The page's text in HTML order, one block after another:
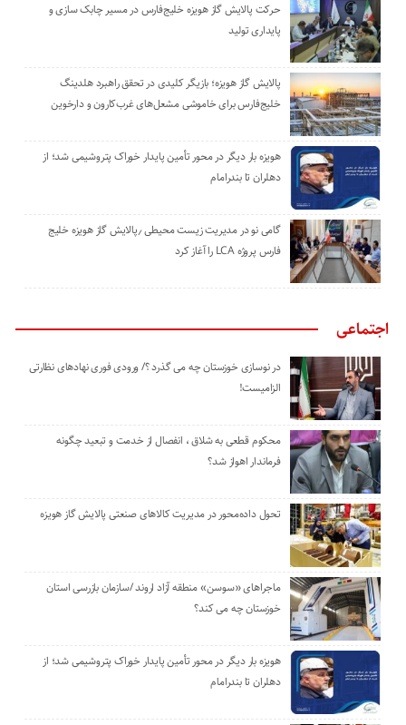
حرکت پالایش گاز هویزه خلیج‌فارس در مسیر چابک سازی و
پایداری تولید
پالایش گاز هویزه؛ بازیگر کلیدی در تحقق راهبرد هلدینگ
خلیج‌فارس برای خاموشی مشعل‌های غرب‌کارون و دارخوین
هویزه بار دیگر در محور تأمین پایدار خوراک پتروشیمی شد؛ از
دهلران تا بندرامام
گامی نو در مدیریت زیست ‌محیطی ٫پالایش گاز هویزه خلیج
‌فارس پروژه LCA را آغاز کرد
اجتماعی
در نوسازی خوزستان چه می گذرد ؟/ ورودی فوری نهادهای نظارتی
الزامیست!
محکوم قطعی به شلاق ، انفصال از خدمت و تبعید چگونه
فرماندار اهواز شد؟
تحول داده‌محور در مدیریت کالاهای صنعتی پالایش گاز هویزه
ماجراهای «سوسن» منطقه آزاد اروند /سازمان بازرسی استان
خوزستان چه می کند؟
هویزه بار دیگر در محور تأمین پایدار خوراک پتروشیمی شد؛ از
دهلران تا بندرامام